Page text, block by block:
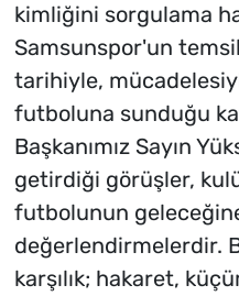
kimliğini sorgulama
Samsunspor'un
tarihiyle,
futboluna sunduğu
Başkanımız Sayın
getirdiği görüşler,
futbolunun
değerlendirmelerdir.
karşılık; hakaret,